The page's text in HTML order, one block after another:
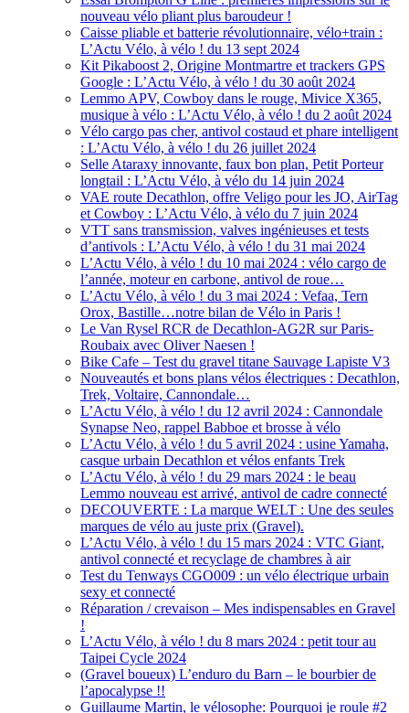
nouveau vélo pliant plus baroudeur !
Caisse pliable et batterie révolutionnaire, vélo+train :
L’Actu Vélo, à vélo ! du 13 sept 2024
Kit Pikaboost 2, Origine Montmartre et trackers GPS
Google : L’Actu Vélo, à vélo ! du 30 août 2024
Lemmo APV, Cowboy dans le rouge, Mivice X365,
musique à vélo : L’Actu Vélo, à vélo ! du 2 août 2024
Vélo cargo pas cher, antivol costaud et phare intelligent
: L’Actu Vélo, à vélo ! du 26 juillet 2024
Selle Ataraxy innovante, faux bon plan, Petit Porteur
longtail : L’Actu Vélo, à vélo du 14 juin 2024
VAE route Decathlon, offre Veligo pour les JO, AirTag
et Cowboy : L’Actu Vélo, à vélo du 7 juin 2024
VTT sans transmission, valves ingénieuses et tests
d’antivols : L’Actu Vélo, à vélo ! du 31 mai 2024
L’Actu Vélo, à vélo ! du 10 mai 2024 : vélo cargo de
l’année, moteur en carbone, antivol de roue…
L’Actu Vélo, à vélo ! du 3 mai 2024 : Vefaa, Tern
Orox, Bastille…notre bilan de Vélo in Paris !
Le Van Rysel RCR de Decathlon-AG2R sur Paris-
Roubaix avec Oliver Naesen !
Bike Cafe – Test du gravel titane Sauvage Lapiste V3
Nouveautés et bons plans vélos électriques : Decathlon,
Trek, Voltaire, Cannondale…
L’Actu Vélo, à vélo ! du 12 avril 2024 : Cannondale
Synapse Neo, rappel Babboe et brosse à vélo
L’Actu Vélo, à vélo ! du 5 avril 2024 : usine Yamaha,
casque urbain Decathlon et vélos enfants Trek
L’Actu Vélo, à vélo ! du 29 mars 2024 : le beau
Lemmo nouveau est arrivé, antivol de cadre connecté
DECOUVERTE : La marque WELT : Une des seules
marques de vélo au juste prix (Gravel).
L’Actu Vélo, à vélo ! du 15 mars 2024 : VTC Giant,
antivol connecté et recyclage de chambres à air
Test du Tenways CGO009 : un vélo électrique urbain
sexy et connecté
Réparation / crevaison – Mes indispensables en Gravel
!
L’Actu Vélo, à vélo ! du 8 mars 2024 : petit tour au
Taipei Cycle 2024
(Gravel boueux) L’enduro du Barn – le bourbier de
l’apocalypse !!
Guillaume Martin, le vélosophe: Pourquoi je roule #2